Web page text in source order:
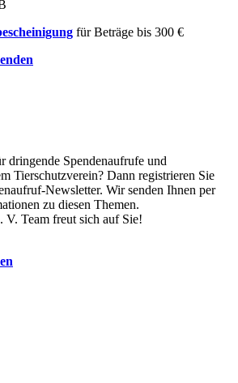
für Beträge bis 300 €
dringende Spendenaufrufe und
Tierschutzverein? Dann registrieren Sie
Newsletter. Wir senden Ihnen per
zu diesen Themen.
Team freut sich auf Sie!